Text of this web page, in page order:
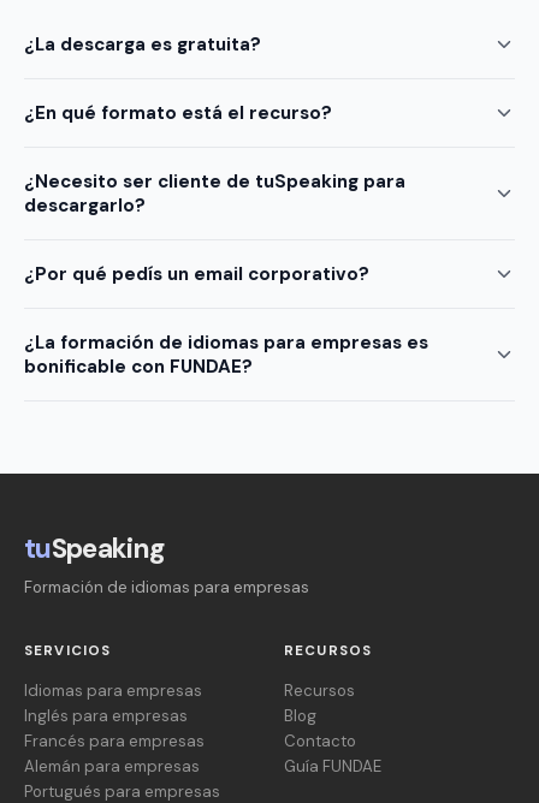
¿La descarga es gratuita?
¿En qué formato está el recurso?
¿Necesito ser cliente de tuSpeaking para
descargarlo?
¿Por qué pedís un email corporativo?
¿La formación de idiomas para empresas es
bonificable con FUNDAE?
tuSpeaking
Formación de idiomas para empresas
SERVICIOS
Idiomas para empresas
Inglés para empresas
Francés para empresas
Alemán para empresas
Portugués para empresas
RECURSOS
Recursos
Blog
Contacto
Guía FUNDAE